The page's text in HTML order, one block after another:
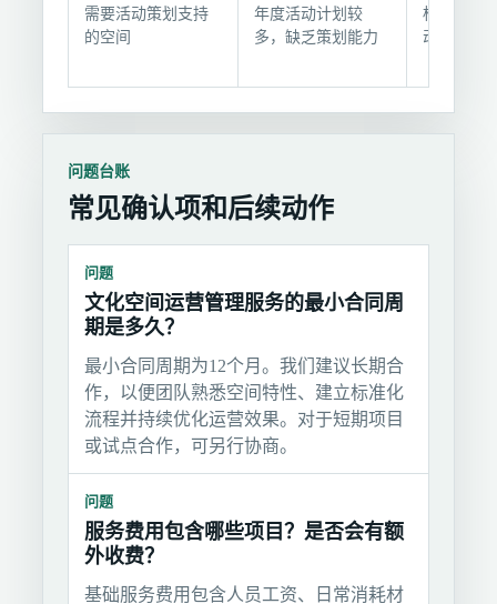
需要活动策划支持
的空间
年度活动计划较
多，缺乏策划能力
标准规格
动策划附
问题台账
常见确认项和后续动作
问题
文化空间运营管理服务的最小合同周
期是多久？
最小合同周期为12个月。我们建议长期合
作，以便团队熟悉空间特性、建立标准化
流程并持续优化运营效果。对于短期项目
或试点合作，可另行协商。
问题
服务费用包含哪些项目？是否会有额
外收费？
基础服务费用包含人员工资、日常消耗材